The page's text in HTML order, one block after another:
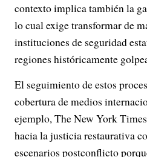
contexto implica también la
lo cual exige transformar de
instituciones de seguridad
regiones históricamente
El seguimiento de estos
cobertura de medios
ejemplo, The New York
hacia la justicia restaurativa
escenarios postconflicto